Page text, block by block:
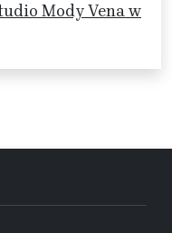
Mody Vena w